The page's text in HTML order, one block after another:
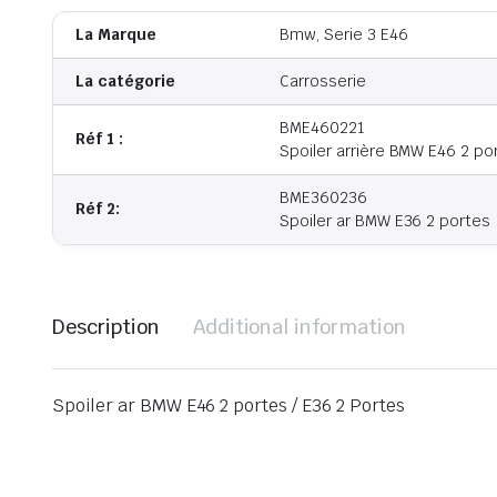
La Marque Bmw, Serie 3 E46
La catégorie Carrosserie
Réf 1 :
BME460221
Spoiler arrière BMW E46 2
Réf 2:
BME360236
Spoiler ar BMW E36 2 portes
Description Additional information
Spoiler ar BMW E46 2 portes / E36 2 Portes